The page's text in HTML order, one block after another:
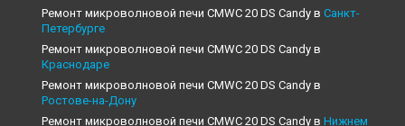
Ремонт микроволновой печи CMWC 20 DS Candy в Санкт-
Петербурге
Ремонт микроволновой печи CMWC 20 DS Candy в
Краснодаре
Ремонт микроволновой печи CMWC 20 DS Candy в
Ростове-на-Дону
Ремонт микроволновой печи CMWC 20 DS Candy в Нижнем